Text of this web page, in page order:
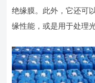
绝缘膜。此外，它还可
缘性能，或是用于处理